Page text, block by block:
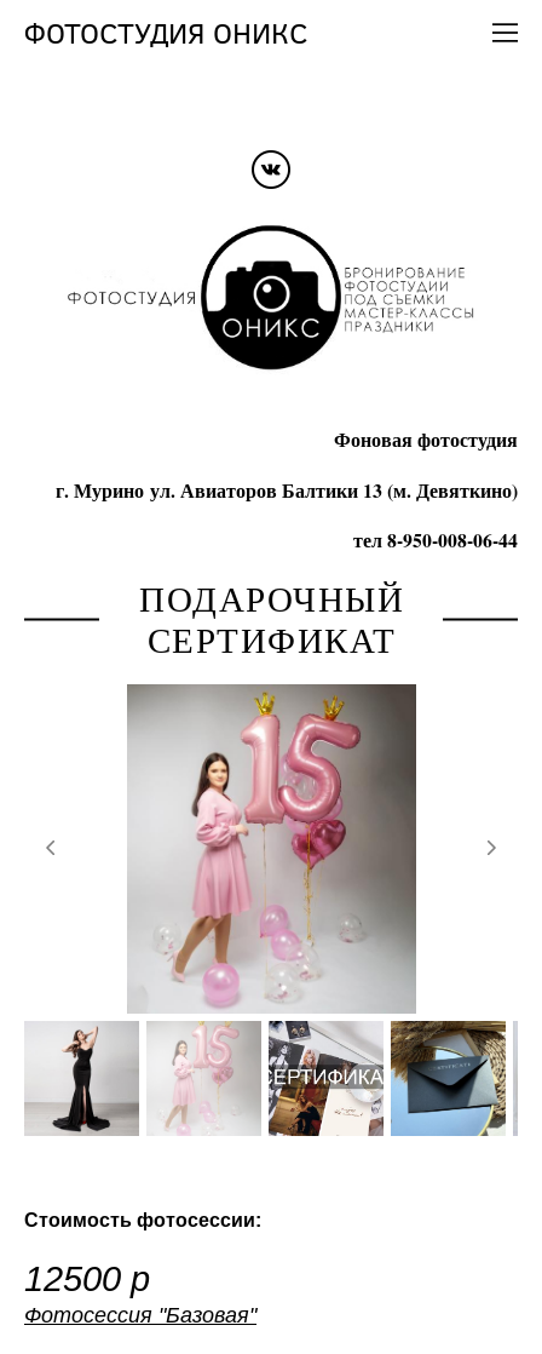
ФОТОСТУДИЯ ОНИКС
Фоновая фотостудия
г. Мурино ул. Авиаторов Балтики 13 (м. Девяткино)
тел 8-950-008-06-44
ПОДАРОЧНЫЙ
СЕРТИФИКАТ
Стоимость фотосессии:
12500 р
Фотосессия "Базовая"